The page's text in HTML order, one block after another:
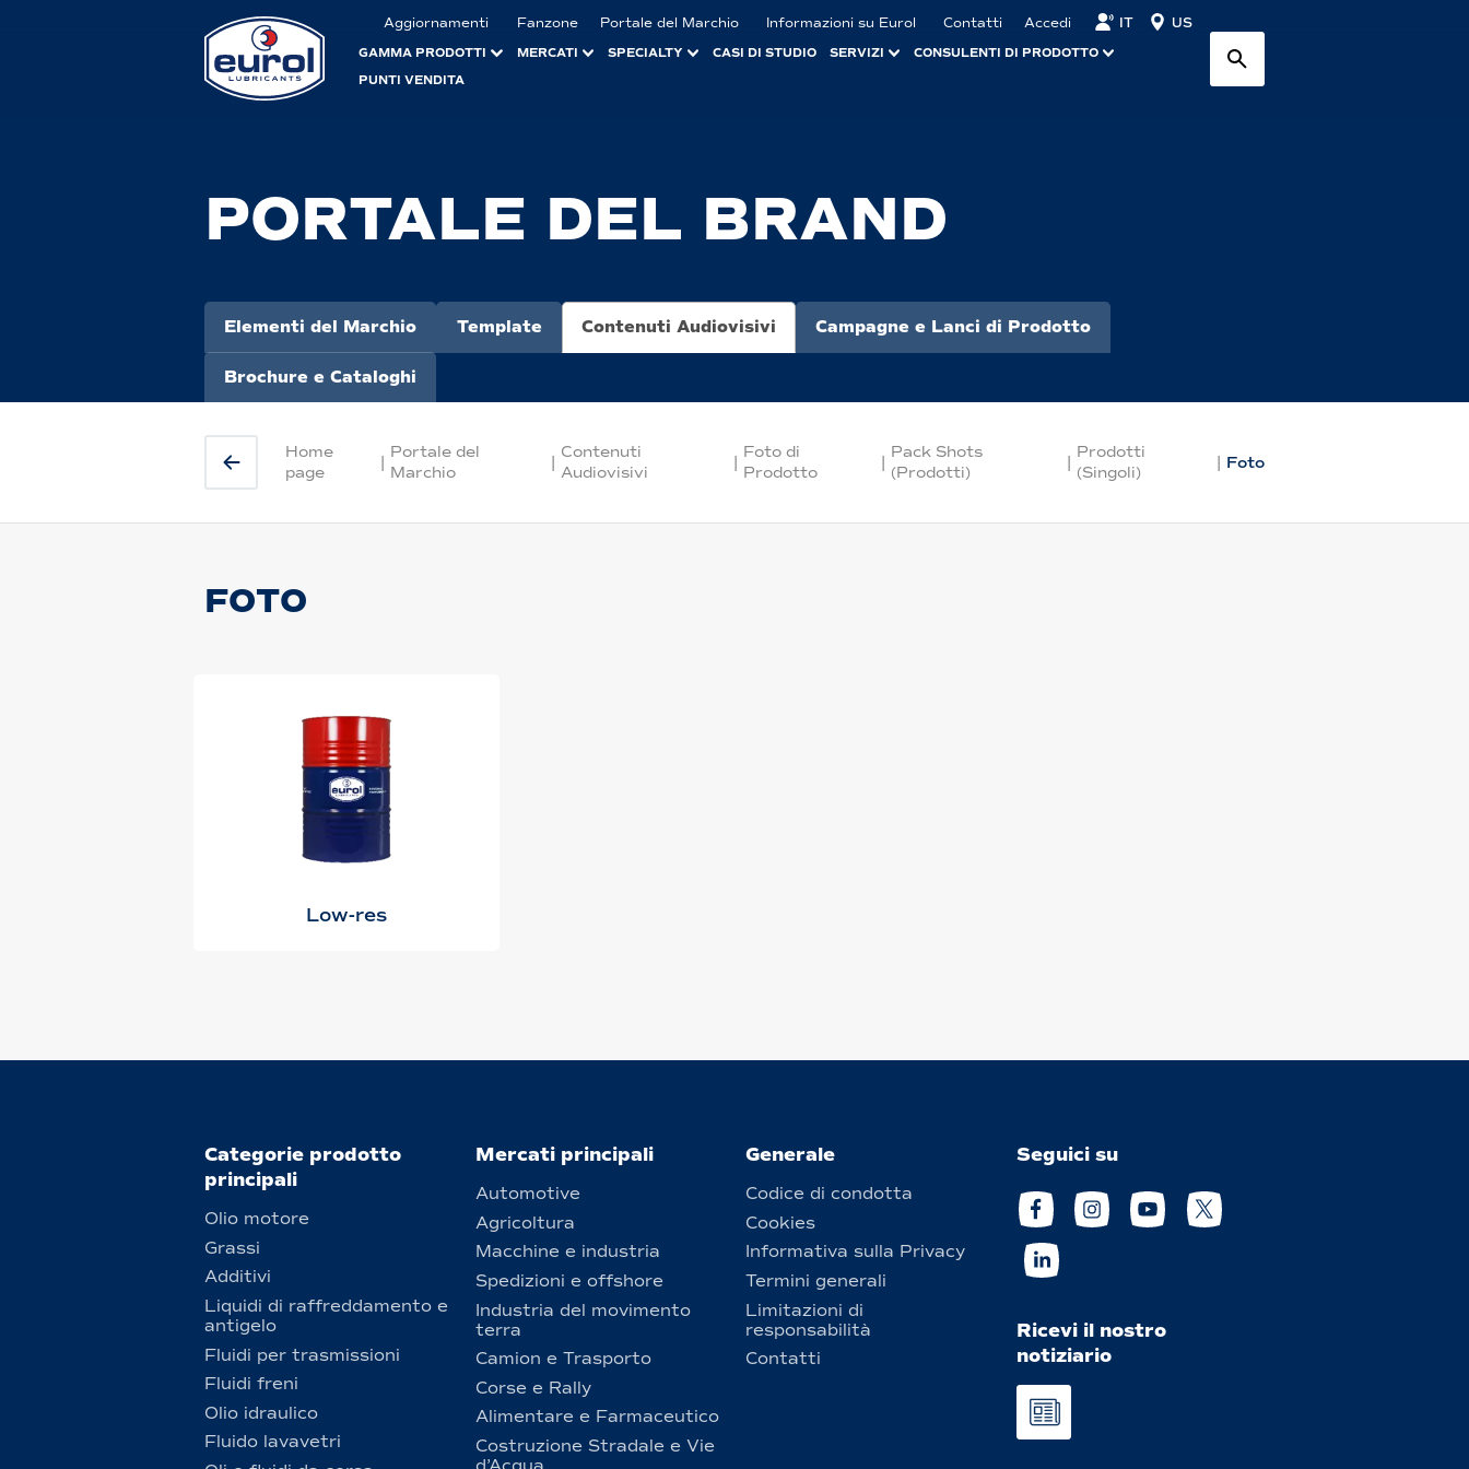
Aggiornamenti Fanzone Portale del Marchio Informazioni su Eurol Contatti Accedi IT US
GAMMA PRODOTTI MERCATI SPECIALTY CASI DI STUDIO SERVIZI
CONSULENTI DI PRODOTTO
PUNTI VENDITA
PORTALE DEL BRAND
Elementi del Marchio Template Contenuti Audiovisivi Campagne e Lanci di Prodotto
Brochure e Cataloghi
Home
page
Portale del
Marchio
Contenuti
Audiovisivi
Foto di
Prodotto
Pack Shots
(Prodotti)
Prodotti
(Singoli)
Foto
FOTO
Low-res
Categorie prodotto
principali
Olio motore
Grassi
Additivi
Liquidi di raffreddamento e
antigelo
Fluidi per trasmissioni
Fluidi freni
Olio idraulico
Fluido lavavetri
Mercati principali
Automotive
Agricoltura
Macchine e industria
Spedizioni e offshore
Industria del movimento
terra
Camion e Trasporto
Corse e Rally
Alimentare e Farmaceutico
Costruzione Stradale e Vie
Generale
Codice di condotta
Cookies
Informativa sulla Privacy
Termini generali
Limitazioni di
responsabilità
Contatti
Seguici su
Ricevi il nostro
notiziario